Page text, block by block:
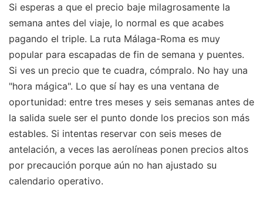
Si esperas a que el precio baje milagrosamente la
semana antes del viaje, lo normal es que acabes
pagando el triple. La ruta Málaga-Roma es muy
popular para escapadas de fin de semana y puentes.
Si ves un precio que te cuadra, cómpralo. No hay una
"hora mágica". Lo que sí hay es una ventana de
oportunidad: entre tres meses y seis semanas antes de
la salida suele ser el punto donde los precios son más
estables. Si intentas reservar con seis meses de
antelación, a veces las aerolíneas ponen precios altos
por precaución porque aún no han ajustado su
calendario operativo.